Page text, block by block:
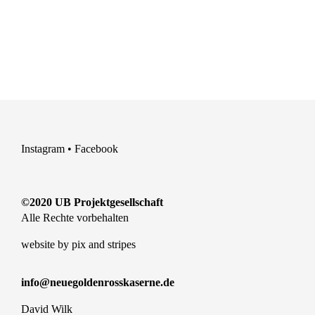
Instagram • Facebook
©2020 UB Projektgesellschaft
Alle Rechte vorbehalten
website by pix and stripes
info@neuegoldenrosskaserne.de
David Wilk